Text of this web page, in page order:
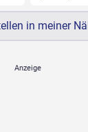
in meiner